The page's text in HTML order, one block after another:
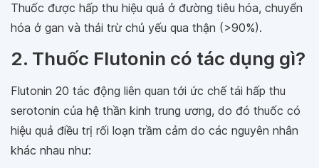
Thuốc được hấp thu hiệu quả ở đường tiêu hóa, chuyển
hóa ở gan và thải trừ chủ yếu qua thận (>90%).
2. Thuốc Flutonin có tác dụng gì?
Flutonin 20 tác động liên quan tới ức chế tái hấp thu
serotonin của hệ thần kinh trung ương, do đó thuốc có
hiệu quả điều trị rối loạn trầm cảm do các nguyên nhân
khác nhau như: